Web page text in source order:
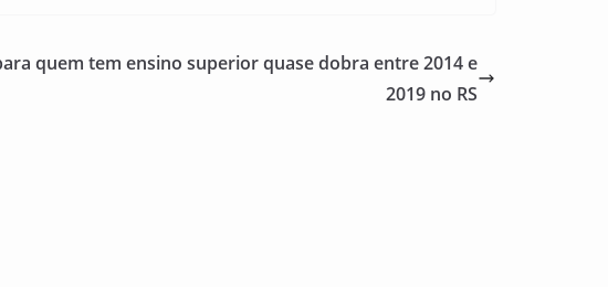
quem tem ensino superior quase dobra entre 2014 e
2019 no RS